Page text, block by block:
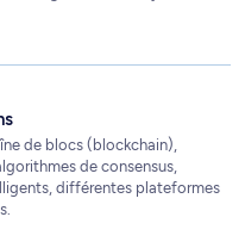
de blocs (blockchain),
de consensus,
différentes plateformes